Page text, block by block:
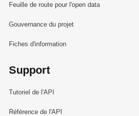
Feuille de route pour l'open data
Gouvernance du projet
Fiches d'information
Support
Tutoriel de l'API
Référence de l'API